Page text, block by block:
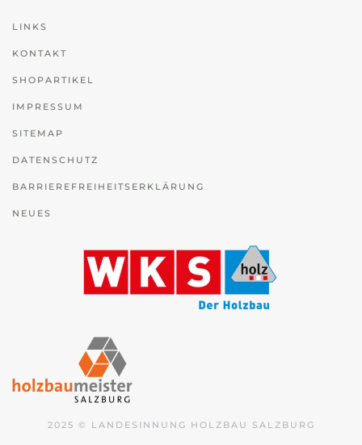
LINKS
KONTAKT
SHOPARTIKEL
IMPRESSUM
SITEMAP
DATENSCHUTZ
BARRIEREFREIHEITSERKLÄRUNG
NEUES
2025 © LANDESINNUNG HOLZBAU SALZBURG